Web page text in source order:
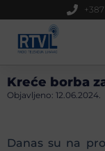
Kreće borba
Objavljeno: 12.06.2024.
Danas su na